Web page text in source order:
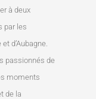
à deux
par les
d’Aubagne.
passionnés de
moments
de la